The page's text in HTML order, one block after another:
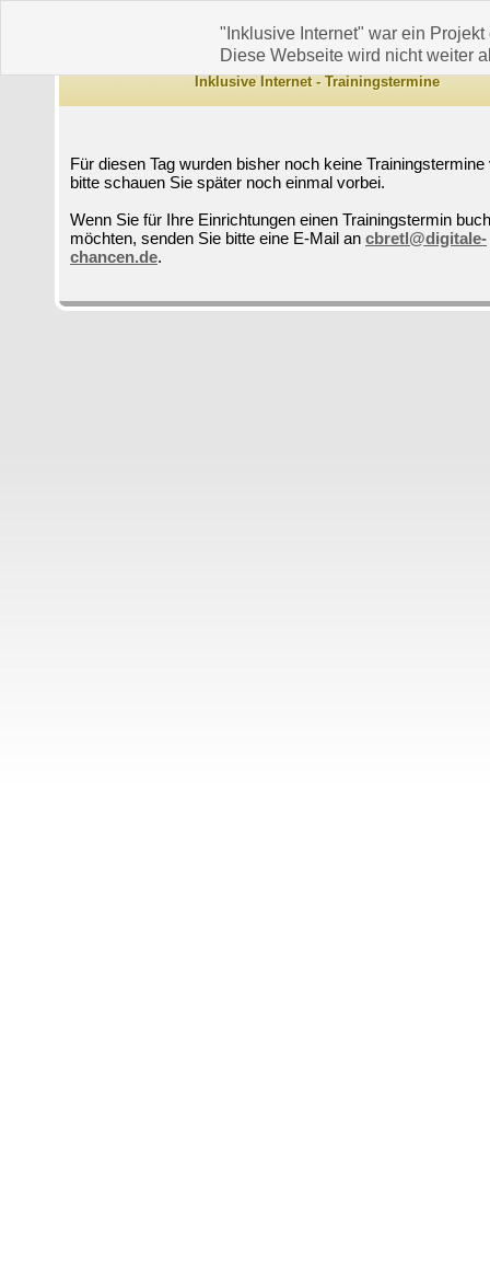
"Inklusive Internet" war ein
Diese Webseite wird nicht weiter
Inklusive Internet - Trainingstermine
Für diesen Tag wurden bisher noch keine Trainingstermine
bitte schauen Sie später noch einmal vorbei.
Wenn Sie für Ihre Einrichtungen einen Trainingstermin
möchten, senden Sie bitte eine E-Mail an cbretl@digitale-
chancen.de.